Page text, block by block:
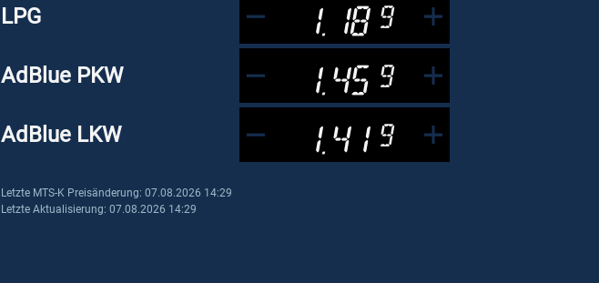
LPG 1.18 9
AdBlue PKW 1.45 9
AdBlue LKW 1.41 9
Letzte MTS-K Preisänderung: 07.08.2026 14:29
Letzte Aktualisierung: 07.08.2026 14:29